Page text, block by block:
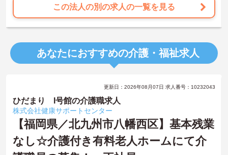
この法人の別の求人の一覧を見る
あなたにおすすめの介護・福祉求人
更新日：2026年08月07日 求人番号：10232043
ひだまり I号館の介護職求人
株式会社健康サポートセンター
【福岡県／北九州市八幡西区】基本残業
なし☆介護付き有料老人ホームにて介